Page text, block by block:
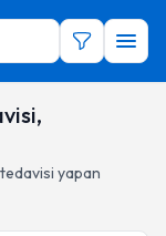
tedavisi yapan